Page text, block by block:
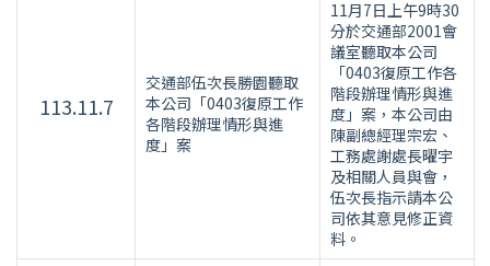
113.11.7
交通部伍次長勝園聽取
本公司「0403復原工作
各階段辦理情形與進
度」案
11月7日上午9時30
分於交通部2001會
議室聽取本公司
「0403復原工作各
階段辦理情形與進
度」案，本公司由
陳副總經理宗宏、
工務處謝處長曜宇
及相關人員與會，
伍次長指示請本公
司依其意見修正資
料。